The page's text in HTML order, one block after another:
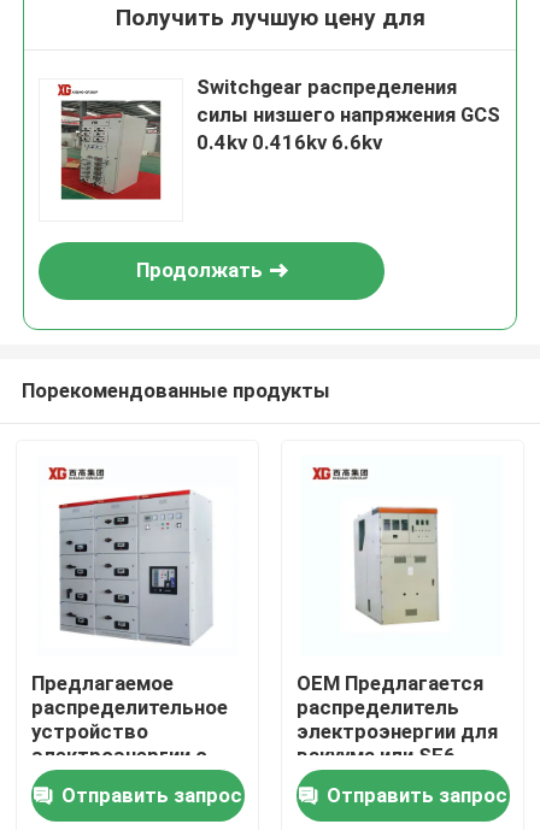
Дом
Продукты
О нас
Получить лучшую цену для
Switchgear распределения
силы низшего напряжения GCS
0.4kv 0.416kv 6.6kv
Продолжать
Порекомендованные продукты
Предлагаемое
распределительное
устройство
электроэнергии с
номинальным
напряжением до 17,5
Отправить запрос
OEM Предлагается
распределитель
электроэнергии для
вакуума или SF6
выключателя и
температуры
Отправить запрос